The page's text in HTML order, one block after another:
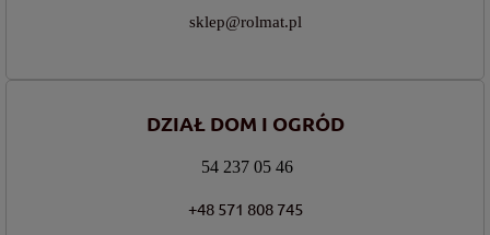
sklep@rolmat.pl
DZIAŁ DOM I OGRÓD
54 237 05 46
+48 571 808 745